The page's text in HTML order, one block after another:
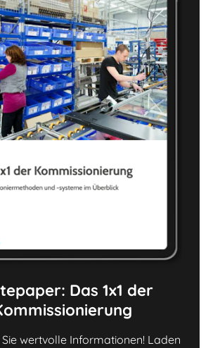
Das 1x1 der
wertvolle Informationen! Laden